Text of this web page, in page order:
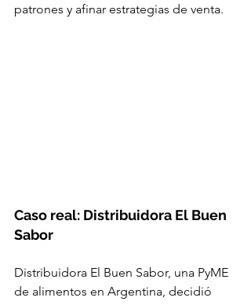
patrones y afinar estrategias de venta.
Caso real: Distribuidora El Buen
Sabor
Distribuidora El Buen Sabor, una PyME
de alimentos en Argentina, decidió